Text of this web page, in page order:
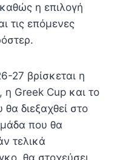
η επιλογή
τις επόμενες
27 βρίσκεται η
Greek Cup και το
διεξαχθεί στο
που θα
τελικά
θα στοχεύσει